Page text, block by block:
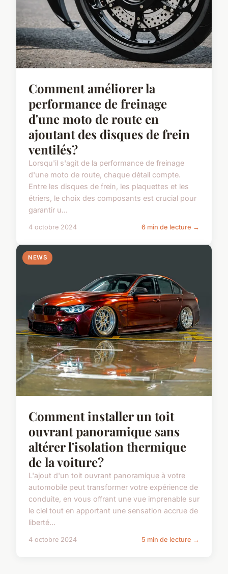
Comment améliorer la
performance de freinage
d'une moto de route en
ajoutant des disques de frein
ventilés?
Lorsqu'il s'agit de la performance de freinage
d'une moto de route, chaque détail compte.
Entre les disques de frein, les plaquettes et les
étriers, le choix des composants est crucial pour
garantir u...
4 octobre 2024 6 min de lecture →
NEWS
Comment installer un toit
ouvrant panoramique sans
altérer l'isolation thermique
de la voiture?
L'ajout d'un toit ouvrant panoramique à votre
automobile peut transformer votre expérience de
conduite, en vous offrant une vue imprenable sur
le ciel tout en apportant une sensation accrue de
liberté...
4 octobre 2024 5 min de lecture →